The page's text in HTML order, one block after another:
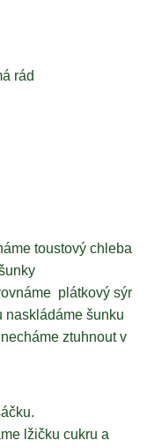
rád
toustový chleba
plátkový sýr
naskládáme šunku
ztuhnout v
lžičku cukru a